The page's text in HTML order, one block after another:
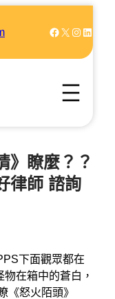
Facebook X Instagram LinkedIn
》瞭麼？？
律師 諮詢
下面觀眾都在
在箱中的蒼白，
《怒火陌頭》